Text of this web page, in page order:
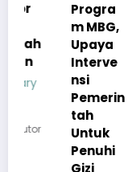
Progra
m MBG,
Upaya
Interve
nsi
Pemerin
Untuk
Penuhi
h
tah
4,